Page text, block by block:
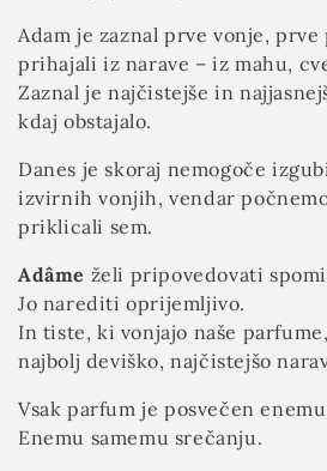
Adam je zaznal prve vonje,
prihajali iz narave – iz mahu,
Zaznal je najčistejše in
kdaj obstajalo.
Danes je skoraj nemogoče
izvirnih vonjih, vendar
priklicali sem.
Adâme želi pripovedovati
Jo narediti oprijemljivo.
In tiste, ki vonjajo naše
najbolj deviško, najčistejšo
Vsak parfum je posvečen
Enemu samemu srečanju.